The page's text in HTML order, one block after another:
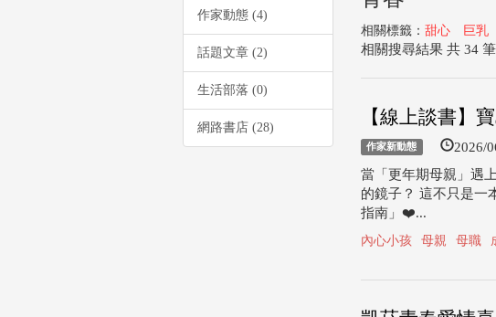
作家動態 (4)
話題文章 (2)
生活部落 (0)
網路書店 (28)
相關標籤： 甜心 巨乳
相關搜尋結果 共 34 筆
【線上談書】
作家新動態 2026/
當「更年期母親」遇
的鏡子？ 這不只是一
指南」❤️...
內心小孩 母親 母職